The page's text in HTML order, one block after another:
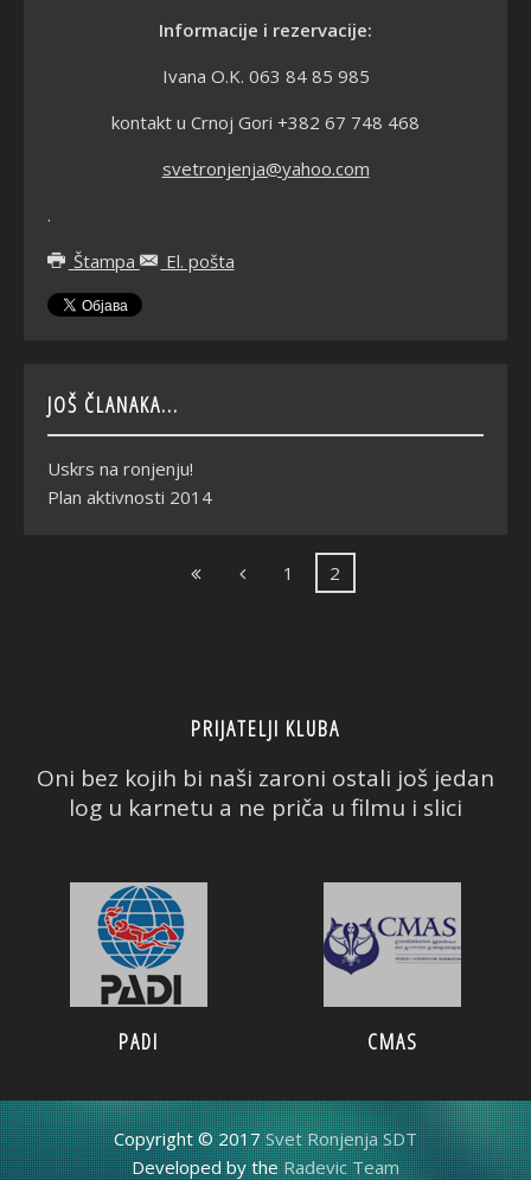
Informacije i rezervacije:
Ivana O.K. 063 84 85 985
kontakt u Crnoj Gori +382 67 748 468
svetronjenja@yahoo.com
.
Štampa
El. pošta
JOŠ ČLANAKA...
Uskrs na ronjenju!
Plan aktivnosti 2014
1 2
PRIJATELJI KLUBA
Oni bez kojih bi naši zaroni ostali još jedan
log u karnetu a ne priča u filmu i slici
PADI CMAS
Copyright © 2017Svet Ronjenja SDT
Developed by theRadevic Team